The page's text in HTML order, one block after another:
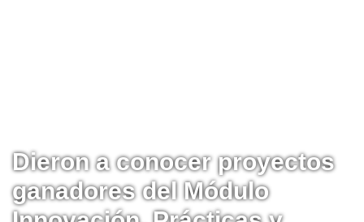
Dieron a conocer proyectos
ganadores del Módulo